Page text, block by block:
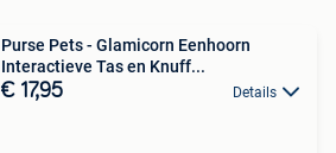
Purse Pets - Glamicorn Eenhoorn
Interactieve Tas en Knuff...
€ 17,95 Details